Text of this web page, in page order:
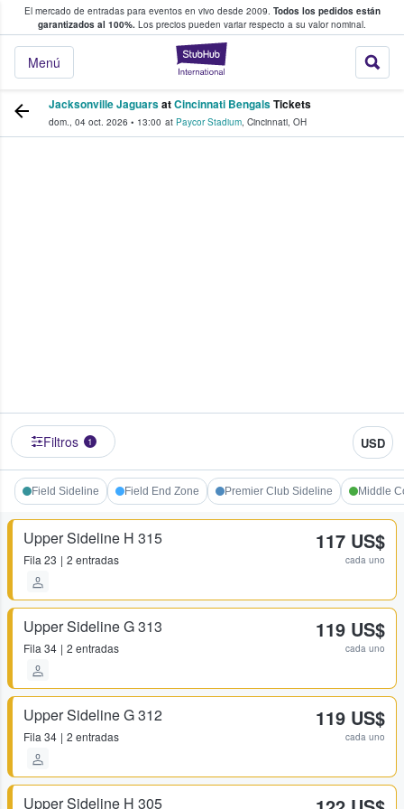
El mercado de entradas para eventos en vivo desde 2009. Todos los pedidos están
garantizados al 100%. Los precios pueden variar respecto a su valor nominal.
StubHub:
Menú
y venta de entradas entre fans
Jacksonville JaguarsatCincinnati BengalsTickets
dom., 04 oct. 2026 • 13:00 at Paycor Stadium, Cincinnati, OH
Filtros 1 USD
Field Sideline Field End Zone Premier Club Sideline Middle
Upper Sideline H 315
Fila 23 2 entradas
117 US$
cada uno
Upper Sideline G 313
Fila 34 2 entradas
119 US$
cada uno
Upper Sideline G 312
Fila 34 2 entradas
119 US$
cada uno
Upper Sideline H 305